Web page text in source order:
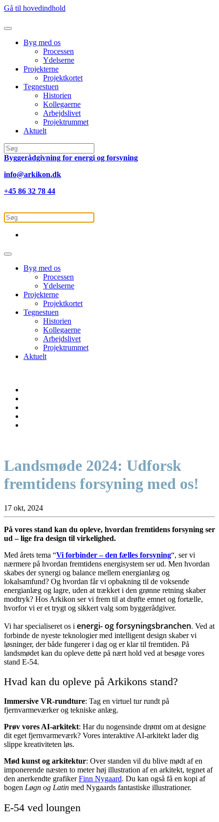
Gå til hovedindhold
Byg med os
Processen
Ydelserne
Projekterne
Projektkortet
Tegnestuen
Historien
Kollegaerne
Arbejdslivet
Projektrummet
Aktuelt
Byggerådgivning for energi og forsyning
info@arkikon.dk
+45 86 32 78 44
Byg med os
Processen
Ydelserne
Projekterne
Projektkortet
Tegnestuen
Historien
Kollegaerne
Arbejdslivet
Projektrummet
Aktuelt
Landsmøde 2024: Udforsk
fremtidens forsyning med os!
17 okt, 2024
På vores stand kan du opleve, hvordan fremtidens forsyning ser
ud – lige fra design til virkelighed.
Med årets tema “Vi forbinder – den fælles forsyning“, ser vi
nærmere på hvordan fremtidens energisystem ser ud. Men hvordan
skabes der synergi og balance mellem energianlæg og
lokalsamfund? Og hvordan får vi opbakning til de voksende
energianlæg og lagre, uden at trækket i den grønne retning skaber
modtryk? Hos Arkikon ser vi frem til at drøfte emnet og fortælle,
hvorfor vi er et trygt og sikkert valg som byggerådgiver.
Vi har specialiseret os i energi- og forsyningsbranchen. Ved at
forbinde de nyeste teknologier med intelligent design skaber vi
løsninger, der både fungerer i dag og er klar til fremtiden. På
landsmødet kan du opleve dette på nært hold ved at besøge vores
stand E-54.
Hvad kan du opleve på Arkikons stand?
Immersive VR-rundture: Tag en virtuel tur rundt på
fjernvarmeværker og tekniske anlæg.
Prøv vores AI-arkitekt: Har du nogensinde drømt om at designe
dit eget fjernvarmeværk? Vores interaktive AI-arkitekt lader dig
slippe kreativiteten løs.
Mød kunst og arkitektur: Over standen vil du blive mødt af en
imponerende næsten to meter høj illustration af en arkitekt, tegnet af
den anerkendte grafikerFinn Nygaard. Du kan også få en kopi af
bogen Løgn og Latin med Nygaards fantastiske illustrationer.
E-54 ved loungen